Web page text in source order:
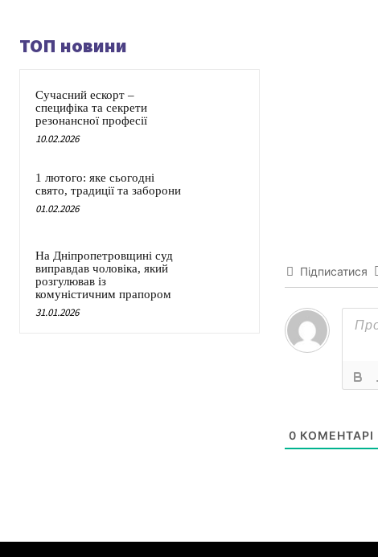
ТОП новини
Сучасний ескорт –
специфіка та секрети
резонансної професії
10.02.2026
1 лютого: яке сьогодні
свято, традиції та заборони
01.02.2026
На Дніпропетровщині суд
виправдав чоловіка, який
розгулював із
комуністичним прапором
31.01.2026
Підписатися
0 КОМЕНТАРІ